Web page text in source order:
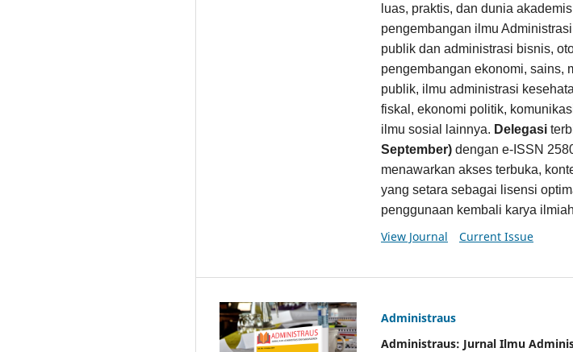
luas, praktis, dan dunia
pengembangan ilmu
publik dan administrasi bisnis,
pengembangan ekonomi, sains,
publik, ilmu administrasi
fiskal, ekonomi politik,
ilmu sosial lainnya. Delegasi
September) dengan e-ISSN
menawarkan akses terbuka,
yang setara sebagai lisensi
penggunaan kembali karya
View Journal Current Issue
Administraus
Administraus: Jurnal Ilmu